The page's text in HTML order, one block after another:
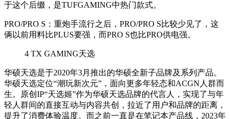
于这个后缀，是TUFGAMING中热门款式。
PRO/PRO S ：重炮手流行之后，PRO/PRO S比较少见了，这
俩以前用料比PLUS要强，而PRO S也比PRO供电强。
4 TX GAMING天选
华硕天选是于2020年3月推出的华硕全新子品牌及系列产品。
华硕天选定位“潮玩新次元”，面向更多年轻态和ACGN人群而
生。原创IP“天选姬”作为华硕天选品牌的代言人，实现了与年
轻人群间的直接互动与内容共创，拉近了用户和品牌的距离，
提升了消费体验温度。而之前一直是在笔记本产品线，2023年